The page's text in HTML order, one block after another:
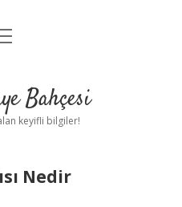
Bahçesi
keyifli bilgiler!
Nedir